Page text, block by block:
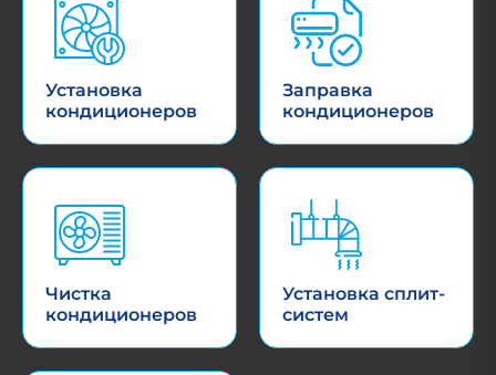
Установка
кондиционеров
Заправка
кондиционеров
Чистка
кондиционеров
Установка сплит-
систем